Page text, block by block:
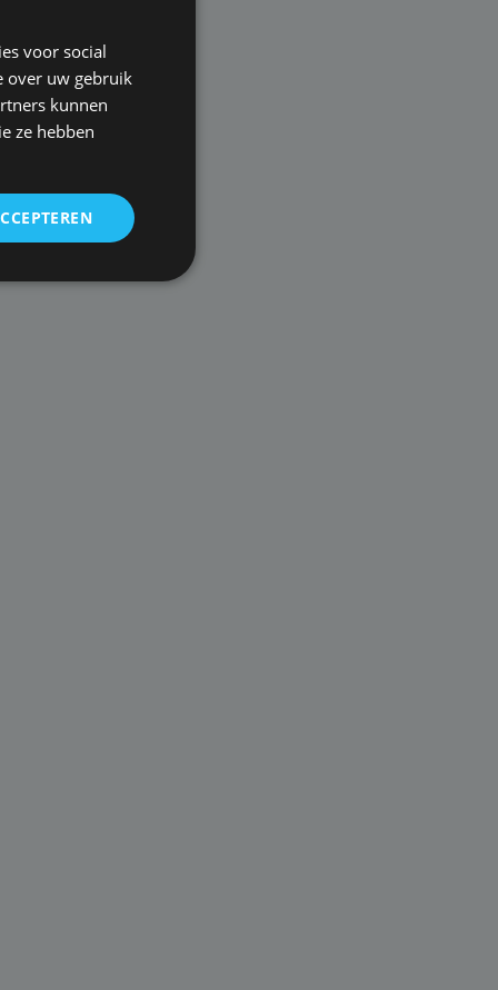
voor social
over uw gebruik
kunnen
ze hebben